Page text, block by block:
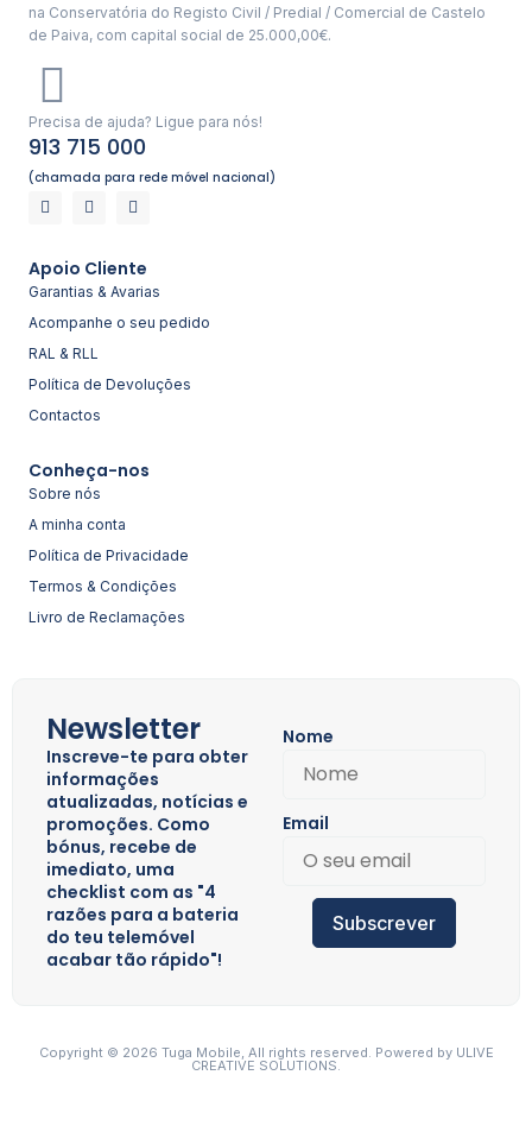
na Conservatória do Registo Civil / Predial / Comercial de Castelo
de Paiva, com capital social de 25.000,00€.
Precisa de ajuda? Ligue para nós!
913 715 000
(chamada para rede móvel nacional)
Apoio Cliente
Garantias & Avarias
Acompanhe o seu pedido
RAL & RLL
Política de Devoluções
Contactos
Conheça-nos
Sobre nós
A minha conta
Política de Privacidade
Termos & Condições
Livro de Reclamações
Newsletter
Inscreve-te para obter
informações
atualizadas, notícias e
promoções. Como
bónus, recebe de
imediato, uma
checklist com as "4
razões para a bateria
do teu telemóvel
acabar tão rápido"!
Nome
Email
Subscrever
Copyright © 2026 Tuga Mobile, All rights reserved. Powered by ULIVE
CREATIVE SOLUTIONS.